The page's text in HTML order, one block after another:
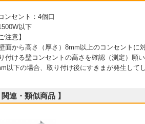
ンセント：4個口
以下
注意】
面から高さ（厚さ）8mm以上のコンセントに
付ける壁コンセントの高さを確認（測定）願
以下の場合、取り付け後にすきまが発生して
関連・類似商品 】